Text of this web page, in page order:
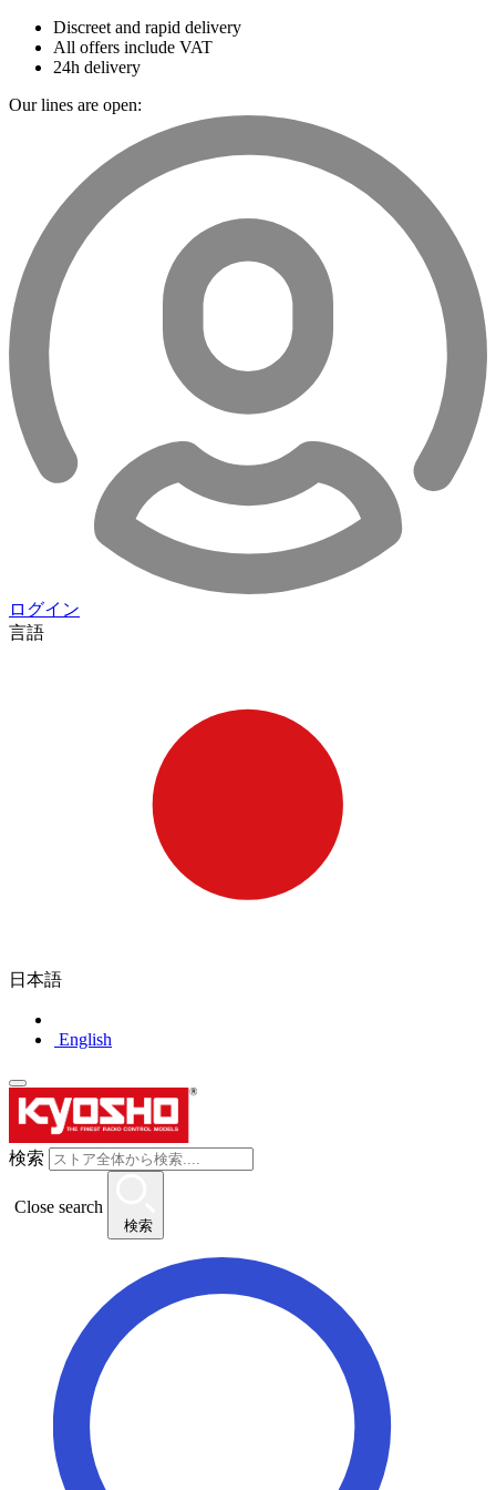
Discreet and rapid delivery
All offers include VAT
24h delivery
Our lines are open:
ログイン
言語
日本語
English
検索
Close search
検索